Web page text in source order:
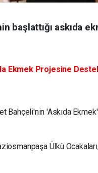
başlattığı askıda
Ekmek Projesine
'Askıda
Ülkü